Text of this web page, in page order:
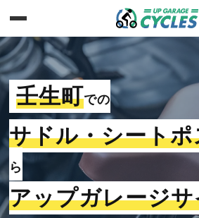
壬生町での
サドル・シート
ら
アップガレージ